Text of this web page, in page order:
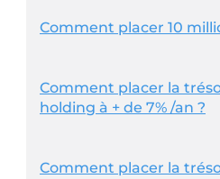
Comment placer 10
Comment placer la
holding à + de 7% /an ?
Comment placer la